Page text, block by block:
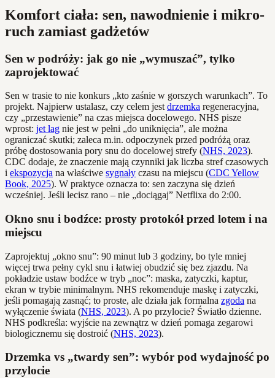
Komfort ciała: sen, nawodnienie i mikro-
ruch zamiast gadżetów
Sen w podróży: jak go nie „wymuszać”, tylko
zaprojektować
Sen w trasie to nie konkurs „kto zaśnie w gorszych warunkach”. To
projekt. Najpierw ustalasz, czy celem jest drzemka regeneracyjna,
czy „przestawienie” na czas miejsca docelowego. NHS pisze
wprost: jet lag nie jest w pełni „do uniknięcia”, ale można
ograniczać skutki; zaleca m.in. odpoczynek przed podróżą oraz
próbę dostosowania pory snu do docelowej strefy (NHS, 2023).
CDC dodaje, że znaczenie mają czynniki jak liczba stref czasowych
i ekspozycja na właściwe sygnały czasu na miejscu (CDC Yellow
Book, 2025). W praktyce oznacza to: sen zaczyna się dzień
wcześniej. Jeśli lecisz rano – nie „dociągaj” Netflixa do 2:00.
Okno snu i bodźce: prosty protokół przed lotem i na
miejscu
Zaprojektuj „okno snu”: 90 minut lub 3 godziny, bo tyle mniej
więcej trwa pełny cykl snu i łatwiej obudzić się bez zjazdu. Na
pokładzie ustaw bodźce w tryb „noc”: maska, zatyczki, kaptur,
ekran w trybie minimalnym. NHS rekomenduje maskę i zatyczki,
jeśli pomagają zasnąć; to proste, ale działa jak formalna zgoda na
wyłączenie świata (NHS, 2023). A po przylocie? Światło dzienne.
NHS podkreśla: wyjście na zewnątrz w dzień pomaga zegarowi
biologicznemu się dostroić (NHS, 2023).
Drzemka vs „twardy sen”: wybór pod wydajność po
przylocie